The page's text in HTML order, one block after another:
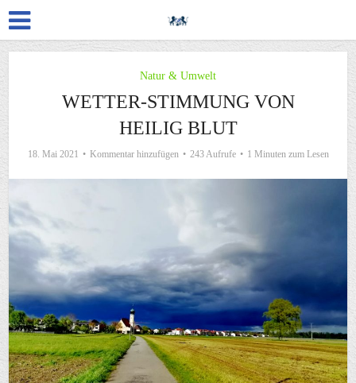
Natur & Umwelt
WETTER-STIMMUNG VON
HEILIG BLUT
18. Mai 2021 Kommentar hinzufügen 243 Aufrufe 1 Minuten zum Lesen